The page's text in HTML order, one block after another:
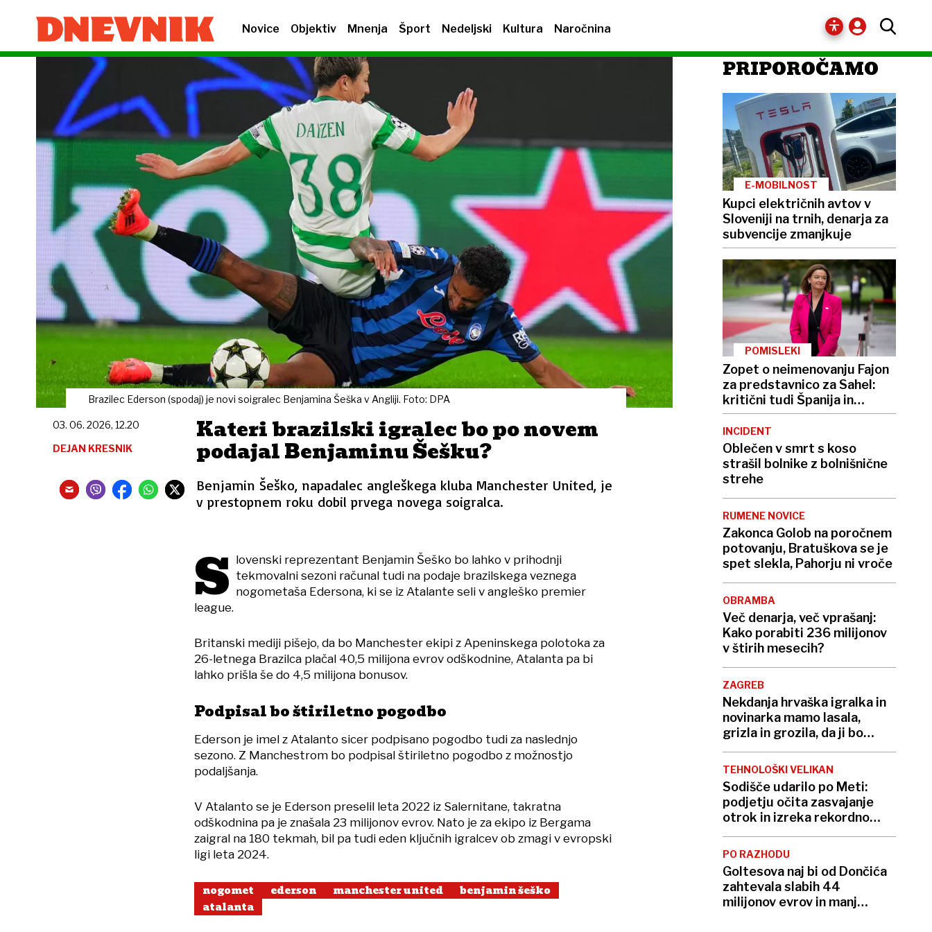
Novice Objektiv Mnenja Šport Nedeljski Kultura Naročnina
Brazilec Ederson (spodaj) je novi soigralec Benjamina Šeška v Angliji. Foto: DPA
Kateri brazilski igralec bo po novem
podajal Benjaminu Šešku?
Benjamin Šeško, napadalec angleškega kluba Manchester United, je
v prestopnem roku dobil prvega novega soigralca.
03. 06. 2026, 12.20
DEJAN KRESNIK
S lovenski reprezentant Benjamin Šeško bo lahko v prihodnji
tekmovalni sezoni računal tudi na podaje brazilskega veznega
nogometaša Edersona, ki se iz Atalante seli v angleško premier
league.
Britanski mediji pišejo, da bo Manchester ekipi z Apeninskega polotoka za
26-letnega Brazilca plačal 40,5 milijona evrov odškodnine, Atalanta pa bi
lahko prišla še do 4,5 milijona bonusov.
Podpisal bo štiriletno pogodbo
Ederson je imel z Atalanto sicer podpisano pogodbo tudi za naslednjo
sezono. Z Manchestrom bo podpisal štiriletno pogodbo z možnostjo
podaljšanja.
V Atalanto se je Ederson preselil leta 2022 iz Salernitane, takratna
odškodnina pa je znašala 23 milijonov evrov. Nato je za ekipo iz Bergama
zaigral na 180 tekmah, bil pa tudi eden ključnih igralcev ob zmagi v evropski
ligi leta 2024.
nogomet ederson manchester united
benjamin šeško
atalanta
PRIPOROČAMO
E-MOBILNOST
Kupci električnih avtov v
Sloveniji na trnih, denarja za
subvencije zmanjkuje
POMISLEKI
Zopet o neimenovanju Fajon
za predstavnico za Sahel:
kritični tudi Španija in
Francija
INCIDENT
Oblečen v smrt s koso
strašil bolnike z bolnišnične
strehe
RUMENE NOVICE
Zakonca Golob na poročnem
potovanju, Bratuškova se je
spet slekla, Pahorju ni vroče
OBRAMBA
Več denarja, več vprašanj:
Kako porabiti 236 milijonov
v štirih mesecih?
ZAGREB
Nekdanja hrvaška igralka in
novinarka mamo lasala,
grizla in grozila, da ji bo
»utrgala glavo«
TEHNOLOŠKI VELIKAN
Sodišče udarilo po Meti:
podjetju očita zasvajanje
otrok in izreka rekordno
kazen
PO RAZHODU
Goltesova naj bi od Dončića
zahtevala slabih 44
milijonov evrov in manj